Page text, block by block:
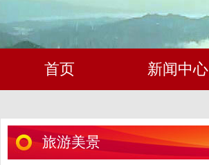
首页 新闻中心
旅游美景